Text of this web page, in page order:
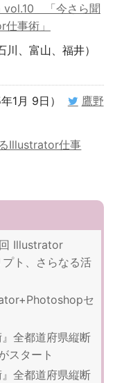
vol.10 「今さら聞
事術」
、富山、福井）
1月 9日）
鷹野
Illustrator仕事
Illustrator
ト、さらなる活
セ
全都道府県縦断
スタート
全都道府県縦断